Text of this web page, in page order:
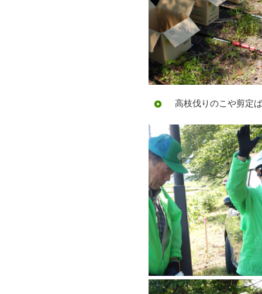
高枝伐りのこや剪定